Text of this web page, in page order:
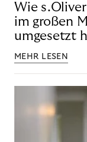
Wie
im großen
umgesetzt
MEHR LESEN